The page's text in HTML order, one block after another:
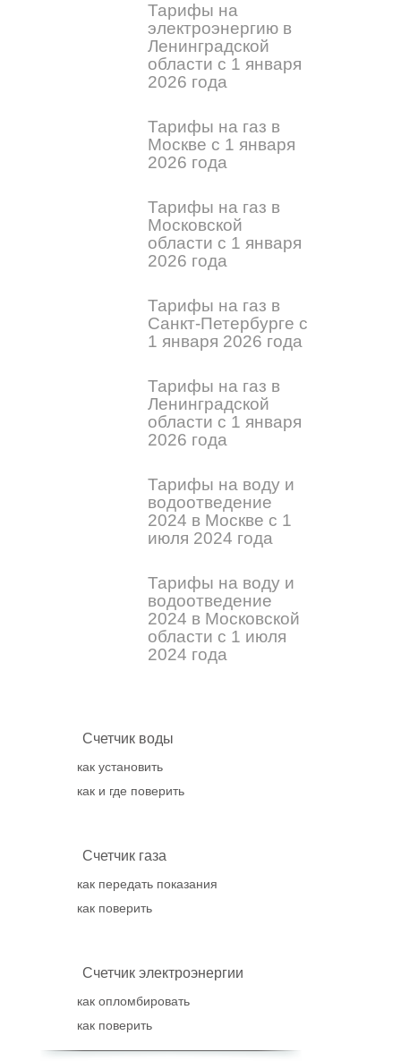
Тарифы на
электроэнергию в
Ленинградской
области с 1 января
2026 года
Тарифы на газ в
Москве с 1 января
2026 года
Тарифы на газ в
Московской
области с 1 января
2026 года
Тарифы на газ в
Санкт-Петербурге с
1 января 2026 года
Тарифы на газ в
Ленинградской
области с 1 января
2026 года
Тарифы на воду и
водоотведение
2024 в Москве с 1
июля 2024 года
Тарифы на воду и
водоотведение
2024 в Московской
области с 1 июля
2024 года
Счетчик воды
как установить
как и где поверить
Счетчик газа
как передать показания
как поверить
Счетчик электроэнергии
как опломбировать
как поверить